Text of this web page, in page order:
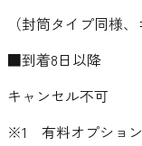
（封筒タイプ同様
■到着8日以降
キャンセル不可
※1 有料オプショ